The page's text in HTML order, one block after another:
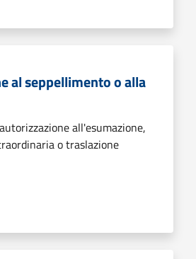
al seppellimento o alla
all'esumazione,
o traslazione